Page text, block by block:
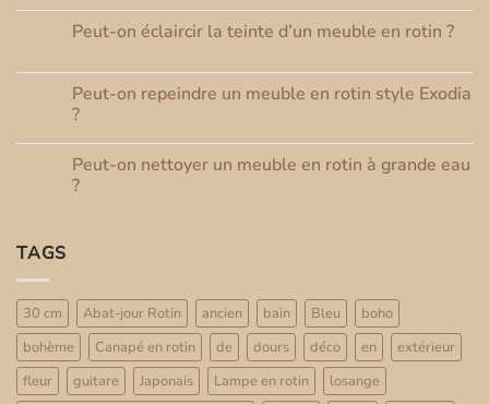
sur
nettoyer
un
meuble
en
avec
de
la
lessive
Peut-on éclaircir la teinte d’un meuble en rotin ?
commentaire
Peut-
on
éclaircir
d’un
meuble
en
Peut-on repeindre un meuble en rotin style Exodia
?
sur
Peut-
on
Peut-on nettoyer un meuble en rotin à grande eau
?
meuble
rotin
à
grande
eau
?
TAGS
30 cm Abat-jour Rotin ancien bain Bleu
boho
bohème
Canapé en rotin de dours déco en
extérieur
fleur
guitare Japonais Lampe en rotin
losange